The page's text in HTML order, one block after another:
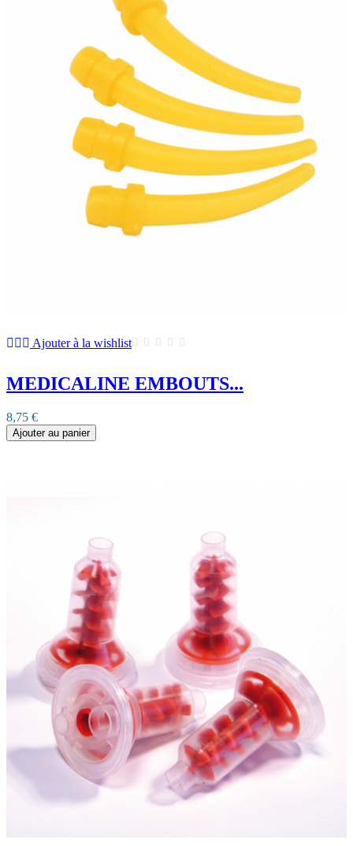
Ajouter à la wishlist
MEDICALINE EMBOUTS...
8,75 €
Ajouter au panier